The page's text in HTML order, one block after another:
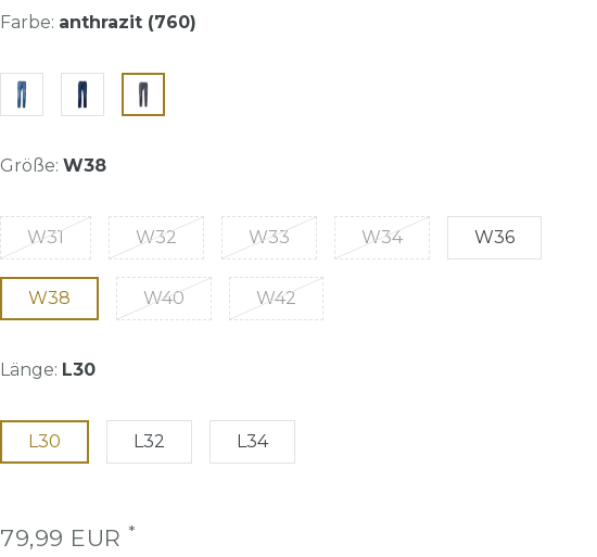
Farbe: anthrazit (760)
Größe: W38
W31 W32 W33 W34 W36
W38 W40 W42
Länge: L30
L30 L32 L34
79,99 EUR *